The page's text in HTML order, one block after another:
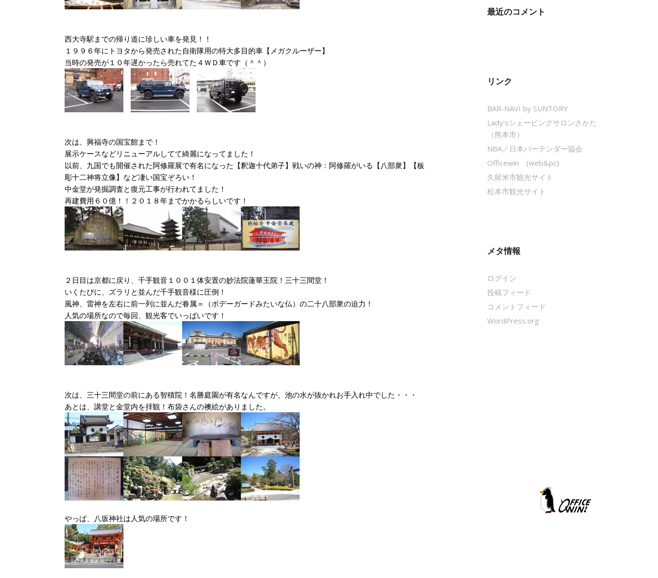
西大寺駅までの帰り道に珍しい車を発見！！
１９９６年にトヨタから発売された自衛隊用の特大多目的車【メガクルーザー】
当時の発売が１０年遅かったら売れてた４ＷＤ車です（＾＾）
次は、興福寺の国宝館まで！
展示ケースなどリニューアルしてて綺麗になってました！
以前、九国でも開催された阿修羅展で有名になった【釈迦十代弟子】戦いの神：阿修羅がいる【八部衆】【板
彫十二神将立像】など凄い国宝ぞろい！
中金堂が発掘調査と復元工事が行われてました！
再建費用６０億！！２０１８年までかかるらしいです！
２日目は京都に戻り、千手観音１００１体安置の妙法院蓮華王院！三十三間堂！
いくたびに、ズラリと並んだ千手観音様に圧倒！
風神、雷神を左右に前一列に並んだ眷属＝（ボデーガードみたいな仏）の二十八部衆の迫力！
人気の場所なので毎回、観光客でいっぱいです！
次は、三十三間堂の前にある智積院！名勝庭園が有名なんですが、池の水が抜かれお手入れ中でした・・・
あとは、講堂と金堂内を拝観！布袋さんの襖絵がありました。
やっぱ、八坂神社は人気の場所です！
最近のコメント
リンク
BAR-NAVI by SUNTORY
Lady'sシェービングサロンさかた
（熊本市）
NBA／日本バーテンダー協会
Officewin (web&pc)
久留米市観光サイト
松本市観光サイト
メタ情報
ログイン
投稿フィード
コメントフィード
WordPress.org